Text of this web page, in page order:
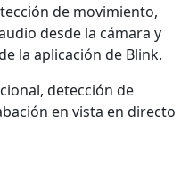
de movimiento,
desde la cámara y
la aplicación de Blink.
detección de
en vista en directo